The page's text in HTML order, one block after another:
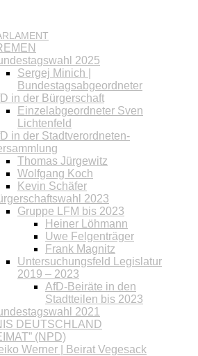
2025
Sergej Minich |
Bundestagsabgeordneter
in der Bürgerschaft
Einzelabgeordneter Sven
Lichtenfeld
in der Stadtverordneten-
Thomas Jürgewitz
Wolfgang Koch
Kevin Schäfer
2023
Gruppe LFM bis 2023
Heiner Löhmann
Uwe Felgenträger
Frank Magnitz
Untersuchungsfeld Legislatur
2019 – 2023
AfD-Beiräte in den
Stadtteilen bis 2023
2021
DEUTSCHLAND
(NPD)
Werner | Beirat Vegesack